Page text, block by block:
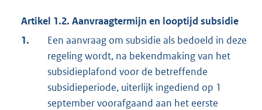
Artikel 1.2. Aanvraagtermijn en looptijd subsidie
1.
Een aanvraag om subsidie als bedoeld in deze
regeling wordt, na bekendmaking van het
subsidieplafond voor de betreffende
subsidieperiode, uiterlijk ingediend op 1
september voorafgaand aan het eerste